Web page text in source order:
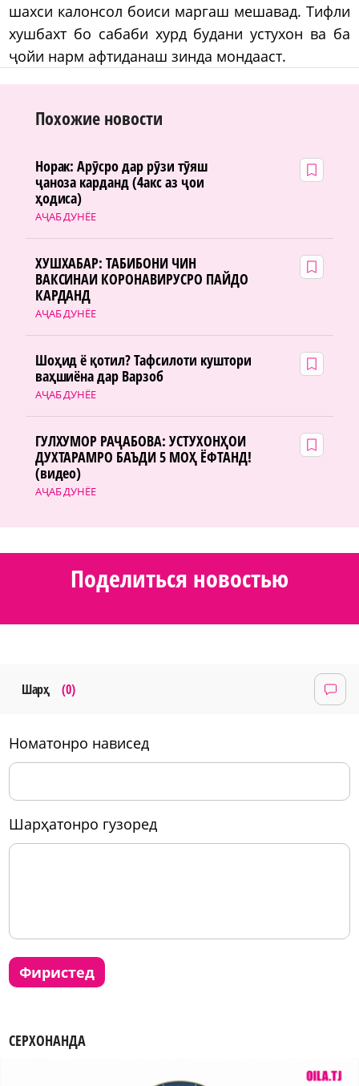
шахси калонсол боиси маргаш мешавад. Тифли
хушбахт бо сабаби хурд будани устухон ва ба
ҷойи нарм афтиданаш зинда мондааст.
Похожие новости
АҶАБ ДУНЁЕ
Норак: Арӯсро дар рӯзи тӯяш
ҷаноза карданд (4акс аз ҷои
ҳодиса)
АҶАБ ДУНЁЕ
ХУШХАБАР: ТАБИБОНИ ЧИН
ВАКСИНАИ КОРОНАВИРУСРО ПАЙДО
КАРДАНД
АҶАБ ДУНЁЕ
Шоҳид ё қотил? Тафсилоти куштори
ваҳшиёна дар Варзоб
АҶАБ ДУНЁЕ
ГУЛХУМОР РАҶАБОВА: УСТУХОНҲОИ
ДУХТАРАМРО БАЪДИ 5 МОҲ ЁФТАНД!
(видео)
Поделиться новостью
Шарҳ (0)
номатонро нависед
шарҳатонро гузоред
фиристед
СЕРХОНАНДА